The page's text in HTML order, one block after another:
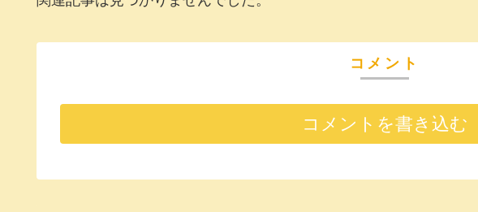
コメント
コメントを書き込む